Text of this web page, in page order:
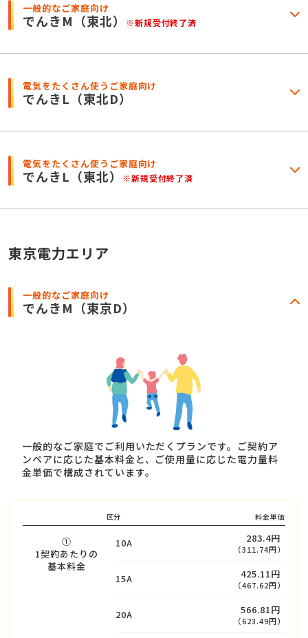
一般的なご家庭向け
でんきM （東北） ※新規受付終了済
電気をたくさん使うご家庭向け
でんきL （東北D）
電気をたくさん使うご家庭向け
でんきL （東北） ※新規受付終了済
東京電力エリア
一般的なご家庭向け
でんきM （東京D）
一般的なご家庭でご利用いただくプランです。ご契約ア
ンペアに応じた基本料金と、ご使用量に応じた電力量料
金単価で構成されています。
区分 料金単価
①
1契約あたりの
基本料金
10A 283.4円
（311.74円）
15A 425.11円
（467.62円）
20A 566.81円
（623.49円）